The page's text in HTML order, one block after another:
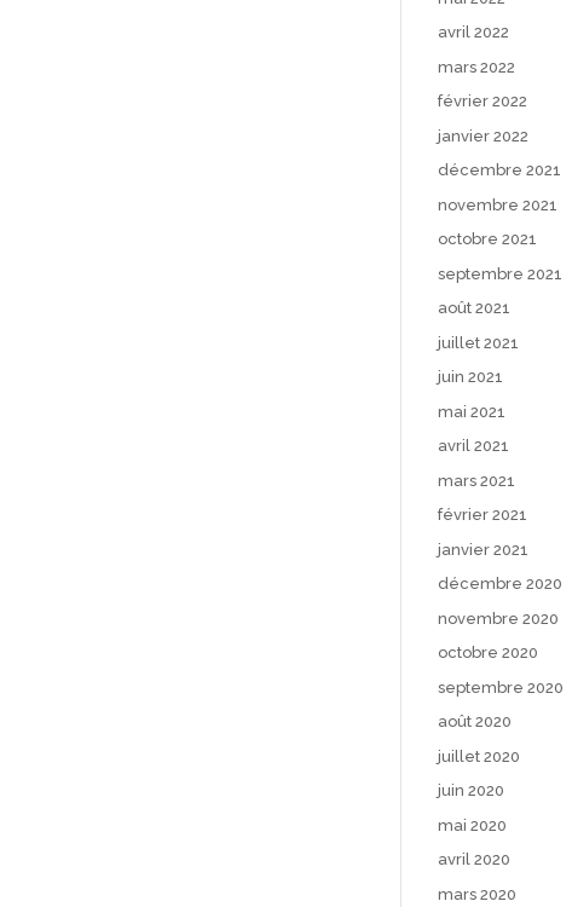
avril 2022
mars 2022
février 2022
janvier 2022
décembre 2021
novembre 2021
octobre 2021
septembre 2021
août 2021
juillet 2021
juin 2021
mai 2021
avril 2021
mars 2021
février 2021
janvier 2021
décembre 2020
novembre 2020
octobre 2020
septembre 2020
août 2020
juillet 2020
juin 2020
mai 2020
avril 2020
mars 2020